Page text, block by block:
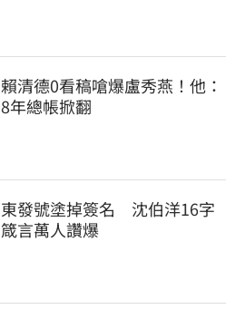
賴清德0看稿嗆爆盧秀燕！他：
8年總帳掀翻
東發號塗掉簽名　沈伯洋16字
箴言萬人讚爆